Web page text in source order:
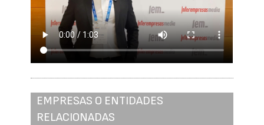
EMPRESAS O ENTIDADES
RELACIONADAS